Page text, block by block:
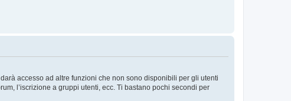
accesso ad altre funzioni che non sono disponibili per gli utenti
l’iscrizione a gruppi utenti, ecc. Ti bastano pochi secondi per